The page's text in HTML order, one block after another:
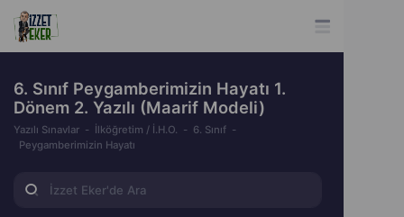
6. Sınıf Peygamberimizin Hayatı 1.
Dönem 2. Yazılı (Maarif Modeli)
Yazılı Sınavlar İlköğretim / İ.H.O.
6. Sınıf
Peygamberimizin Hayatı